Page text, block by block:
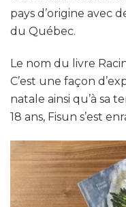
pays d’origine avec
du Québec.
Le nom du livre
C’est une façon
natale ainsi qu’à sa
18 ans, Fisun s’est